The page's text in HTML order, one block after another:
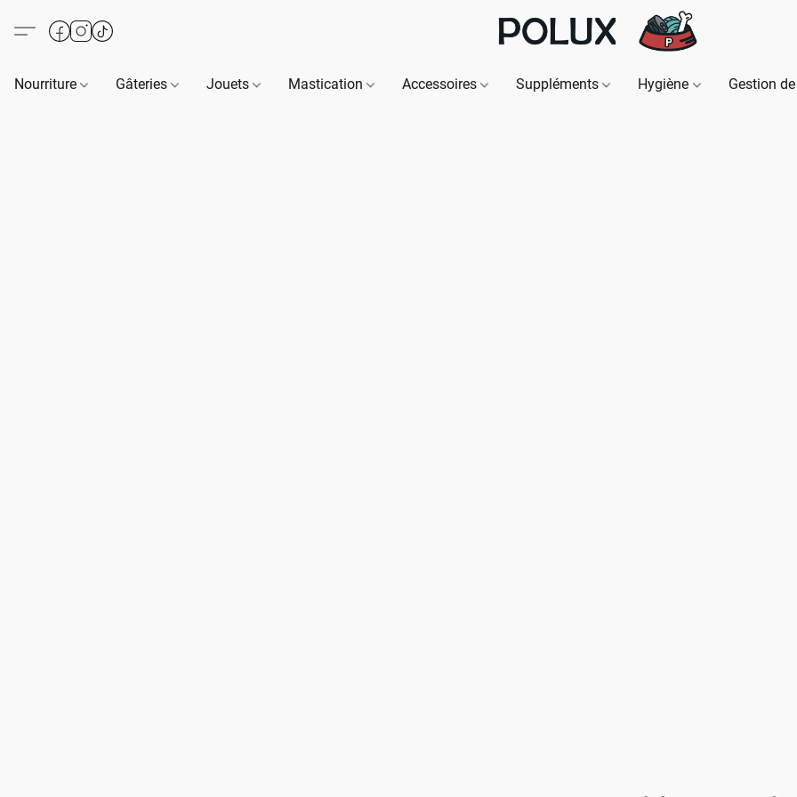
Nourriture Gâteries Jouets Mastication Accessoires Suppléments Hygiène Gestion